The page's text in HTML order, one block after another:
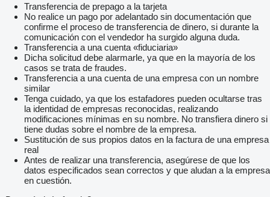
Transferencia de prepago a la tarjeta
No realice un pago por adelantado sin documentación que
confirme el proceso de transferencia de dinero, si durante la
comunicación con el vendedor ha surgido alguna duda.
Transferencia a una cuenta «fiduciaria»
Dicha solicitud debe alarmarle, ya que en la mayoría de los
casos se trata de fraudes.
Transferencia a una cuenta de una empresa con un nombre
similar
Tenga cuidado, ya que los estafadores pueden ocultarse tras
la identidad de empresas reconocidas, realizando
modificaciones mínimas en su nombre. No transfiera dinero si
tiene dudas sobre el nombre de la empresa.
Sustitución de sus propios datos en la factura de una empresa
real
Antes de realizar una transferencia, asegúrese de que los
datos especificados sean correctos y que aludan a la empresa
en cuestión.